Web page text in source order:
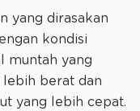
yang dirasakan
kondisi
muntah yang
lebih berat dan
yang lebih cepat.